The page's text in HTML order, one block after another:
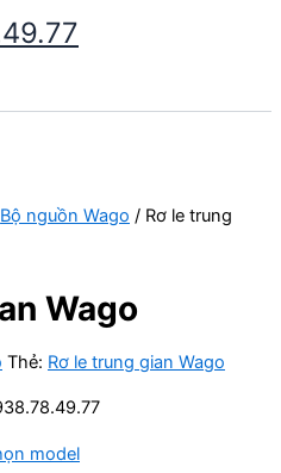
Bộ nguồn Wago / Rơ le trung
Wago
Thẻ: Rơ le trung gian Wago
model